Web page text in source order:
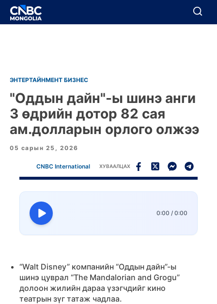
BREAKING
Цуцлах
ЭНТЕРТАЙНМЕНТ БИЗНЕС
"Оддын дайн"-ы шинэ анги
3 өдрийн дотор 82 сая
ам.долларын орлого олжээ
05 сарын 25, 2026
CNBC International ХУВААЛЦАХ
0:00 / 0:00
“Walt Disney” компанийн “Оддын дайн”-ы
шинэ цуврал “The Mandalorian and Grogu”
долоон жилийн дараа үзэгчдийг кино
театрын зүг татаж чадлаа.